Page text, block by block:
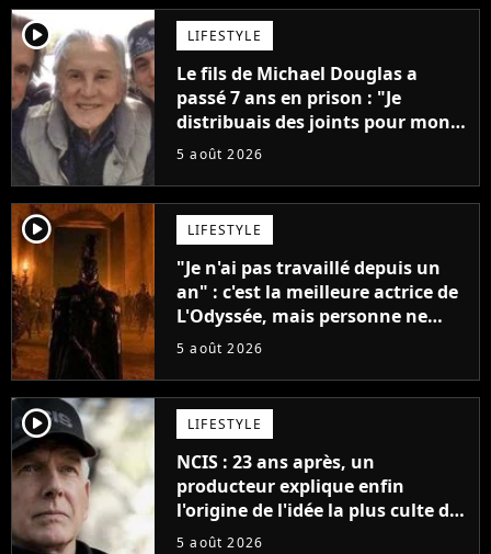
player2 LIFESTYLE
Le fils de Michael Douglas a
passé 7 ans en prison : "Je
distribuais des joints pour mon
père"
5 août 2026
player2 LIFESTYLE
"Je n'ai pas travaillé depuis un
an" : c'est la meilleure actrice de
L'Odyssée, mais personne ne
veut lui donner de rôle au
5 août 2026
player2 LIFESTYLE
NCIS : 23 ans après, un
producteur explique enfin
l'origine de l'idée la plus culte de
la série (et on ne parle pas du
5 août 2026